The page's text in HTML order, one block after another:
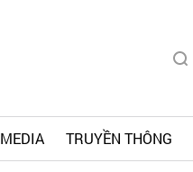
MEDIA TRUYỀN THÔNG